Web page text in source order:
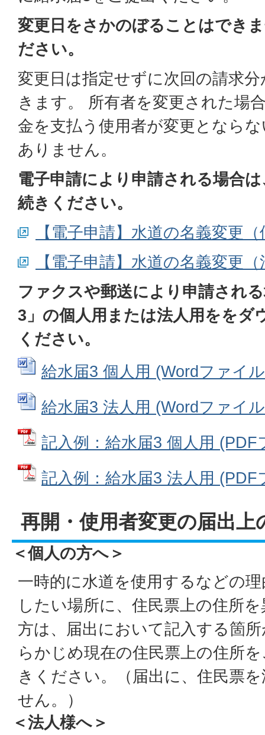
変更日をさかのぼることはでき
ださい。
変更日は指定せずに次回の請求
きます。 所有者を変更された場
金を支払う使用者が変更となら
ありません。
電子申請により申請される場合
続きください。
【電子申請】水道の名義変更
【電子申請】水道の名義変更
ファクスや郵送により申請され
3」の個人用または法人用ををダ
ください。
給水届3 個人用 (Wordファイ
給水届3 法人用 (Wordファイ
記入例：給水届3 個人用
記入例：給水届3 法人用
再開・使用者変更の届出上
＜個人の方へ＞
一時的に水道を使用するなどの
したい場所に、住民票上の住所
方は、届出において記入する箇
らかじめ現在の住民票上の住所
きください。（届出に、住民票
せん。）
＜法人様へ＞